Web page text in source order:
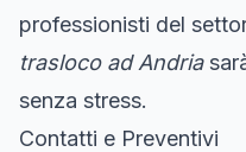
professionisti del
trasloco ad Andria
senza stress.
Contatti e Preventivi